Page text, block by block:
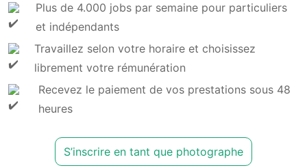
Plus de 4.000 jobs par semaine pour particuliers
et indépendants
Travaillez selon votre horaire et choisissez
librement votre rémunération
Recevez le paiement de vos prestations sous 48
heures
S’inscrire en tant que photographe